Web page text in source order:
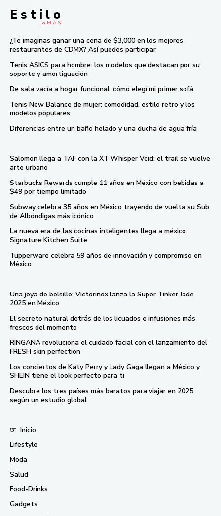
E s t i l o
& M À S
¿Te imaginas ganar una cena de $3,000 en los mejores
restaurantes de CDMX? Así puedes participar
Tenis ASICS para hombre: los modelos que destacan por su
soporte y amortiguación
De sala vacía a hogar funcional: cómo elegí mi primer sofá
Tenis New Balance de mujer: comodidad, estilo retro y los
modelos populares
Diferencias entre un baño helado y una ducha de agua fría
Salomon llega a TAF con la XT-Whisper Void: el trail se vuelve
arte urbano
Starbucks Rewards cumple 11 años en México con bebidas a
$49 por tiempo limitado
Subway celebra 35 años en México trayendo de vuelta su Sub
de Albóndigas más icónico
La nueva era de las cocinas inteligentes llega a méxico:
Signature Kitchen Suite
Tupperware celebra 59 años de innovación y compromiso en
México
Una joya de bolsillo: Victorinox lanza la Super Tinker Jade
2025 en México
El secreto natural detrás de los licuados e infusiones más
frescos del momento
RINGANA revoluciona el cuidado facial con el lanzamiento del
FRESH skin perfection
Los conciertos de Katy Perry y Lady Gaga llegan a México y
SHEIN tiene el look perfecto para ti
Descubre los tres países más baratos para viajar en 2025
según un estudio global
☞ Inicio
Lifestyle
Moda
Salud
Food-Drinks
Gadgets